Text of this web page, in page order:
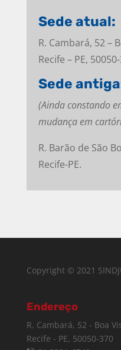
Sede atual:
R. Cambará, 52 –
Recife – PE,
Sede
(Ainda constando
mudança em
R. Barão de São
Recife-PE.
Copyright © 2021
Endereço
R. Cambará, 52 - Boa
Recife - PE, 50050-370